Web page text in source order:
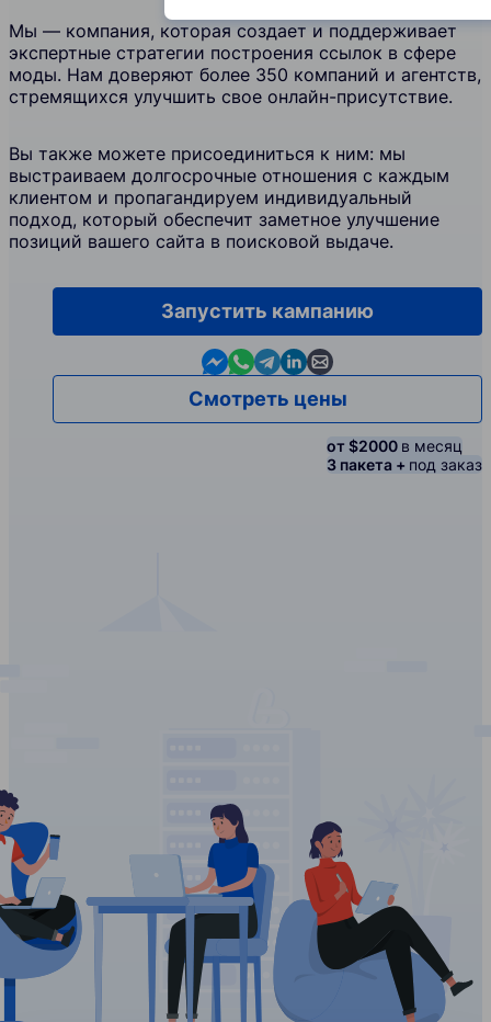
Мы — компания, которая создает и поддерживает
экспертные стратегии построения ссылок в сфере
моды. Нам доверяют более 350 компаний и агентств,
стремящихся улучшить свое онлайн-присутствие.
Вы также можете присоединиться к ним: мы
выстраиваем долгосрочные отношения с каждым
клиентом и пропагандируем индивидуальный
подход, который обеспечит заметное улучшение
позиций вашего сайта в поисковой выдаче.
Запустить кампанию
Contact us in Messenger
Contact us in WhatsApp
Contact us in Telegram
Contact us in Linkedin
Contact us by email
Смотреть цены
от $2000 в месяц
3 пакета + под заказ